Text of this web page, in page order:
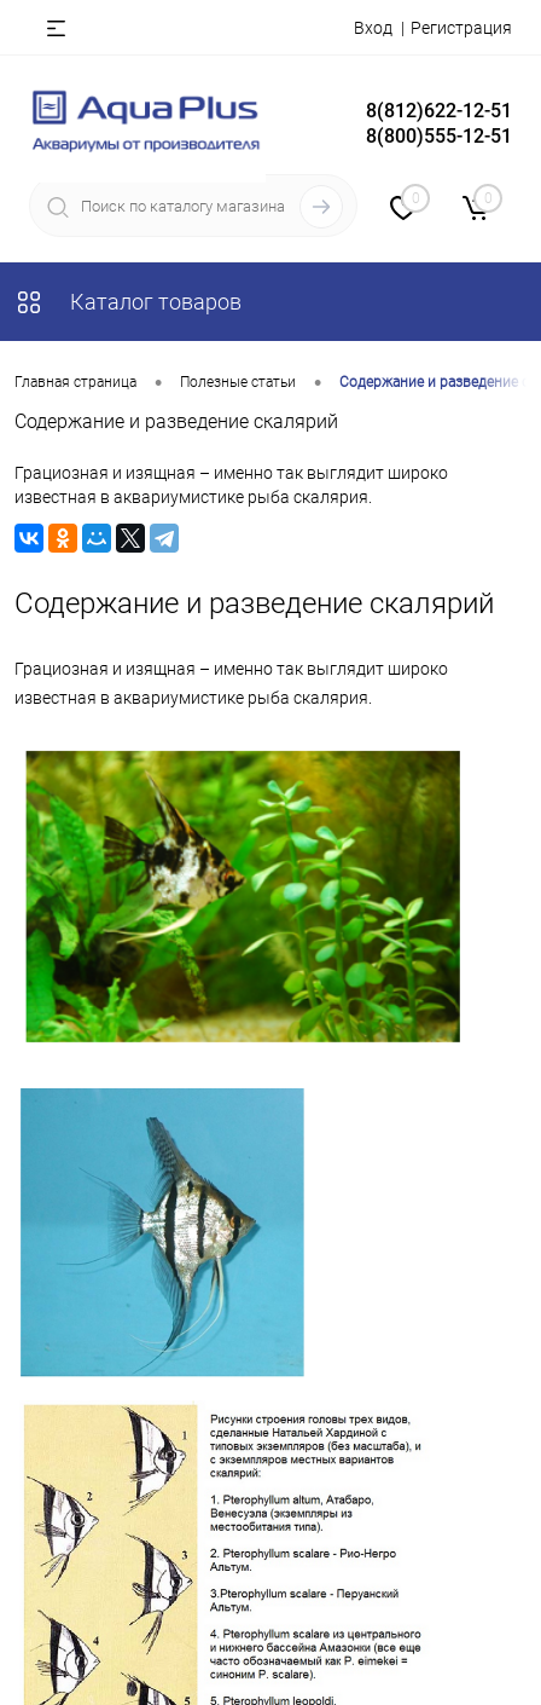
Вход Регистрация
8(812)622-12-51
8(800)555-12-51
0 0
Каталог товаров
Главная страница • Полезные статьи • Содержание и разведение
Содержание и разведение скалярий
Грациозная и изящная – именно так выглядит широко
известная в аквариумистике рыба скалярия.
Содержание и разведение скалярий
Грациозная и изящная – именно так выглядит широко
известная в аквариумистике рыба скалярия.